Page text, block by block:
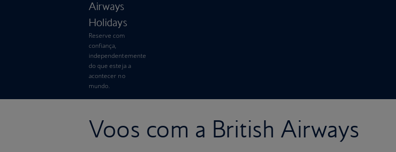
Airways
Holidays
Reserve com
confiança,
independentemente
do que esteja a
acontecer no
mundo.
Voos com a British Airways